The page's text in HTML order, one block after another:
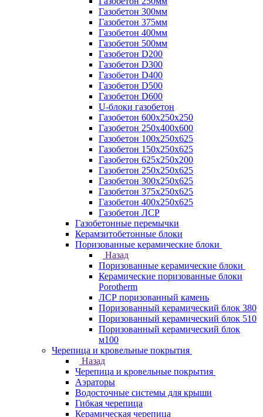
Газобетон 300мм
Газобетон 375мм
Газобетон 400мм
Газобетон 500мм
Газобетон D200
Газобетон D300
Газобетон D400
Газобетон D500
Газобетон D600
U-блоки газобетон
Газобетон 600x250x250
Газобетон 250x400x600
Газобетон 100х250х625
Газобетон 150х250х625
Газобетон 625х250х200
Газобетон 250х250х625
Газобетон 300х250х625
Газобетон 375х250х625
Газобетон 400х250х625
Газобетон ЛСР
Газобетонные перемычки
Керамзитобетонные блоки
Поризованные керамические блоки
Назад
Поризованные керамические блоки
Керамические поризованные блоки
Porotherm
ЛСР поризованный камень
Поризованный керамический блок 380
Поризованный керамический блок 510
Поризованный керамический блок
м100
Черепица и кровельные покрытия
Назад
Черепица и кровельные покрытия
Аэраторы
Водосточные системы для крыши
Гибкая черепица
Керамическая черепица